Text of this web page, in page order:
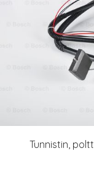
Tunnistin,